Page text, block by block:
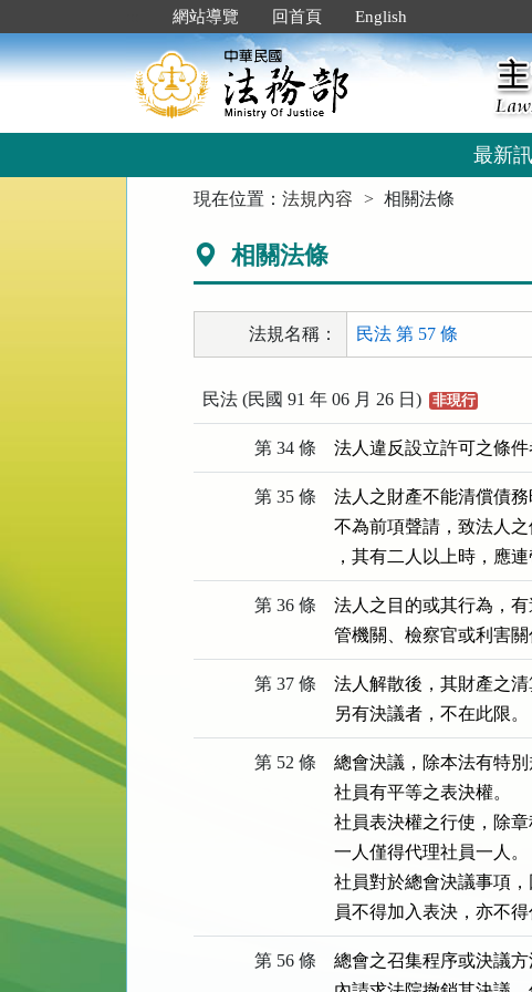
到
主
要
網站導覽 回首頁 English
最新
現在位置：法規內容 相關法條
相關法條
法規名稱： 民法 第 57 條
民法 (民國 91 年 06 月 26 日) 非現行
第 34 條 法人違反設立許可之條
第 35 條
法人之財產不能清償債
不為前項聲請，致法人
，其有二人以上時，應連
第 36 條
法人之目的或其行為，
管機關、檢察官或利害關
第 37 條
法人解散後，其財產之
另有決議者，不在此限。
第 52 條
總會決議，除本法有特
社員有平等之表決權。
社員表決權之行使，除
一人僅得代理社員一人。
社員對於總會決議事項
員不得加入表決，亦不
第 56 條
總會之召集程序或決議